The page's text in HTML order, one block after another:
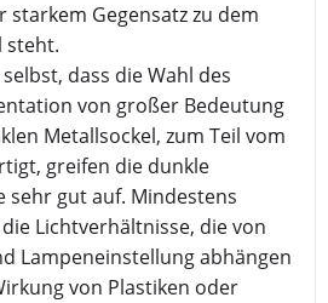
starkem Gegensatz zu dem
steht.
dass die Wahl des
von großer Bedeutung
Metallsockel, zum Teil vom
greifen die dunkle
sehr gut auf. Mindestens
Lichtverhältnisse, die von
Lampeneinstellung abhängen
von Plastiken oder